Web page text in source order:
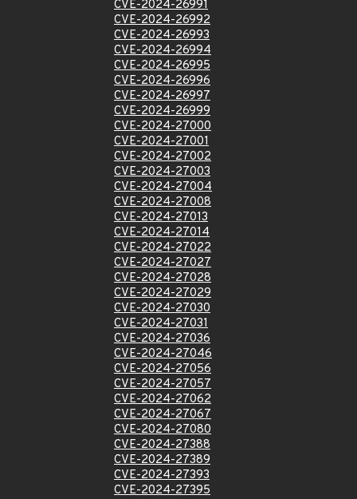
CVE-2024-26991
CVE-2024-26992
CVE-2024-26993
CVE-2024-26994
CVE-2024-26995
CVE-2024-26996
CVE-2024-26997
CVE-2024-26999
CVE-2024-27000
CVE-2024-27001
CVE-2024-27002
CVE-2024-27003
CVE-2024-27004
CVE-2024-27008
CVE-2024-27013
CVE-2024-27014
CVE-2024-27022
CVE-2024-27027
CVE-2024-27028
CVE-2024-27029
CVE-2024-27030
CVE-2024-27031
CVE-2024-27036
CVE-2024-27046
CVE-2024-27056
CVE-2024-27057
CVE-2024-27062
CVE-2024-27067
CVE-2024-27080
CVE-2024-27388
CVE-2024-27389
CVE-2024-27393
CVE-2024-27395